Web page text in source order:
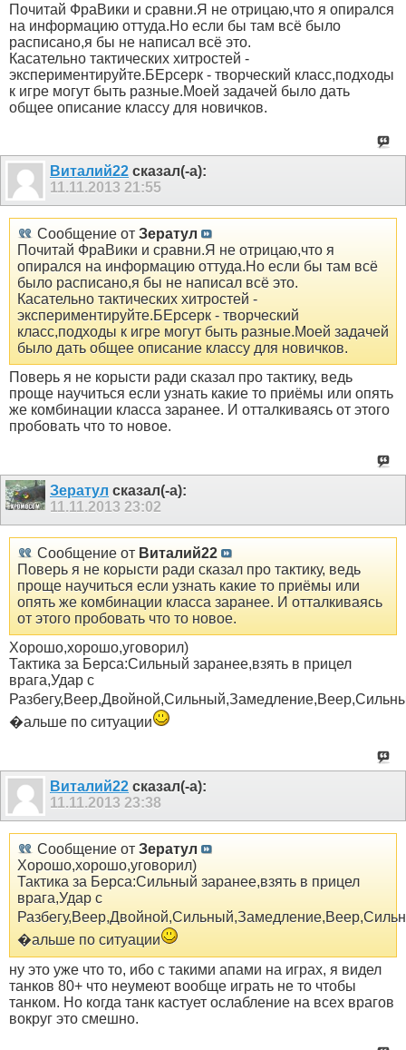
Почитай ФраВики и сравни.Я не отрицаю,что я опирался
на информацию оттуда.Но если бы там всё было
расписано,я бы не написал всё это.
Касательно тактических хитростей -
экспериментируйте.БЕрсерк - творческий класс,подходы
к игре могут быть разные.Моей задачей было дать
общее описание классу для новичков.
Виталий22 сказал(-а):
11.11.2013 21:55
Сообщение от Зератул
Почитай ФраВики и сравни.Я не отрицаю,что я
опирался на информацию оттуда.Но если бы там всё
было расписано,я бы не написал всё это.
Касательно тактических хитростей -
экспериментируйте.БЕрсерк - творческий
класс,подходы к игре могут быть разные.Моей задачей
было дать общее описание классу для новичков.
Поверь я не корысти ради сказал про тактику, ведь
проще научиться если узнать какие то приёмы или опять
же комбинации класса заранее. И отталкиваясь от этого
пробовать что то новое.
Зератул сказал(-а):
11.11.2013 23:02
Сообщение от Виталий22
Поверь я не корысти ради сказал про тактику, ведь
проще научиться если узнать какие то приёмы или
опять же комбинации класса заранее. И отталкиваясь
от этого пробовать что то новое.
Хорошо,хорошо,уговорил)
Тактика за Берса:Сильный заранее,взять в прицел
врага,Удар с
�альше по ситуации
Виталий22 сказал(-а):
11.11.2013 23:38
Сообщение от Зератул
Хорошо,хорошо,уговорил)
Тактика за Берса:Сильный заранее,взять в прицел
врага,Удар с
�альше по ситуации
ну это уже что то, ибо с такими апами на играх, я видел
танков 80+ что неумеют вообще играть не то чтобы
танком. Но когда танк кастует ослабление на всех врагов
вокруг это смешно.